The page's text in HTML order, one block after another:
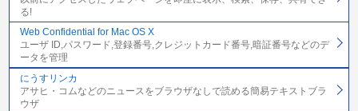
る!
Web Confidential for Mac OS X
ユーザ ID,パスワード,登録番号,クレジットカード番号,暗証番号などのデ
ータを管理
にうすリンカ
アサヒ・コムなどのニュースをブラウザなしで読める簡易テキストブラ
ウザ